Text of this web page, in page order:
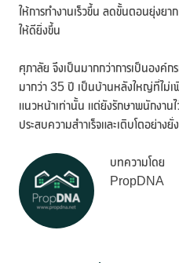
ให้การทำงานเร็วขึ้น ลดขั้นตอนยุ่งยา
ให้ดียิ่งขึ้น
ศุภาลัย จึงเป็นมากกว่าการเป็นองค์
มากว่า 35 ปี เป็นบ้านหลังใหญ่ที่ไม่
แนวหน้าเท่านั้น แต่ยังรักษาพนักงานไ
ประสบความสำาเร็จและเติบโตอย่างยั่
บทความโดย
PropDNA